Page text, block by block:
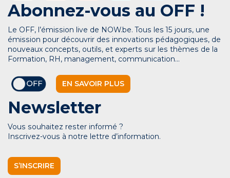
Abonnez-vous au OFF !
Le OFF, l’émission live de NOW.be. Tous les 15 jours, une
émission pour découvrir des innovations pédagogiques, de
nouveaux concepts, outils, et experts sur les thèmes de la
Formation, RH, management, communication…
EN SAVOIR PLUS
Newsletter
Vous souhaitez rester informé ?
Inscrivez-vous à notre lettre d’information.
S’INSCRIRE